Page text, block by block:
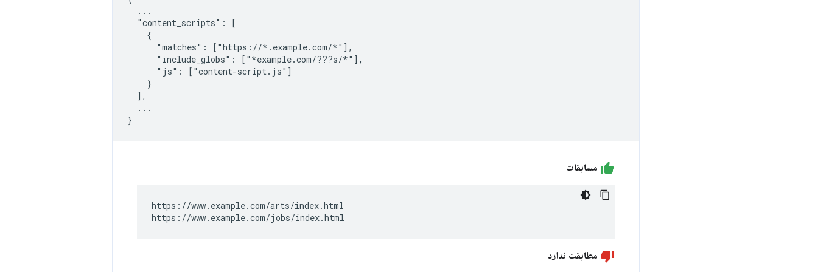
  ...
  "content_scripts": [
    {
      "matches": ["https://*.example.com/*"],
      "include_globs": ["*example.com/???s/*"],
      "js": ["content-script.js"]
    }
  ],
  ...
مسابقات
https://www.example.com/arts/index.html
https://www.example.com/jobs/index.html
مطابقت ندارد